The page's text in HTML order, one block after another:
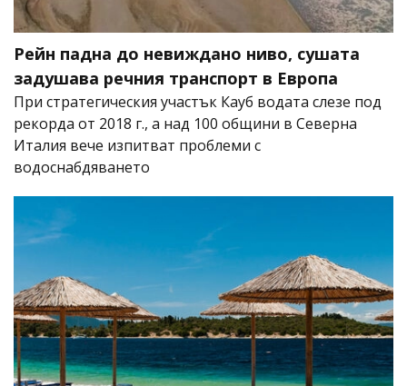
Рейн падна до невиждано ниво, сушата
задушава речния транспорт в Европа
При стратегическия участък Кауб водата слезе под
рекорда от 2018 г., а над 100 общини в Северна
Италия вече изпитват проблеми с
водоснабдяването